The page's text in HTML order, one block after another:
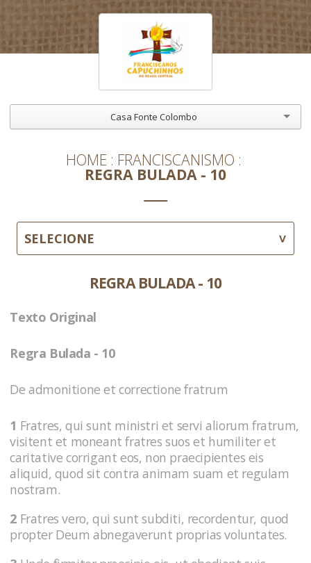
Casa Fonte Colombo
HOME FRANCISCANISMO
REGRA BULADA - 10
SELECIONE
REGRA BULADA - 10
Texto Original
Regra Bulada - 10
De admonitione et correctione fratrum
1 Fratres, qui sunt ministri et servi aliorum fratrum,
visitent et moneant fratres suos et humiliter et
caritative corrigant eos, non praecipientes eis
aliquid, quod sit contra animam suam et regulam
nostram.
2 Fratres vero, qui sunt subditi, recordentur, quod
propter Deum abnegaverunt proprias voluntates.